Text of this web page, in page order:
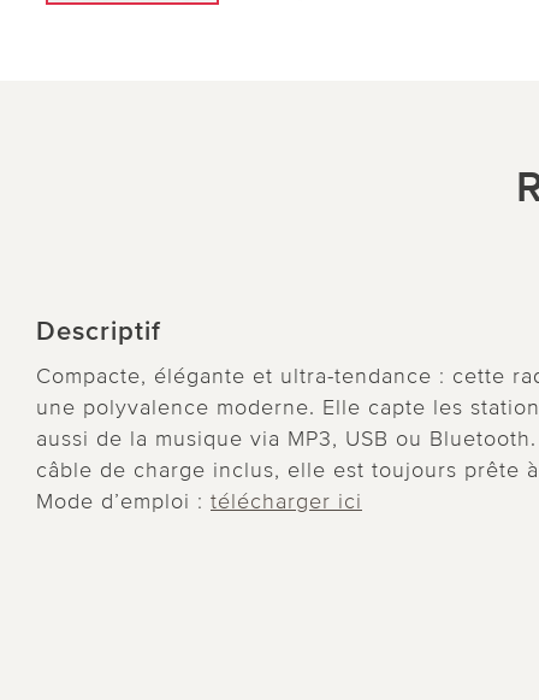
Descriptif
Compacte, élégante et ultra-tendance : cette
une polyvalence moderne. Elle capte les
aussi de la musique via MP3, USB ou
câble de charge inclus, elle est toujours prête
Mode d’emploi : télécharger ici